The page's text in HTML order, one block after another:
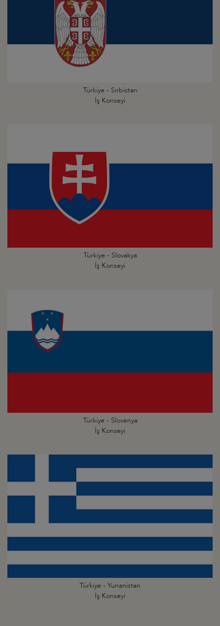
Türkiye - Sırbistan
İş Konseyi
Türkiye - Slovakya
İş Konseyi
Türkiye - Slovenya
İş Konseyi
Türkiye - Yunanistan
İş Konseyi